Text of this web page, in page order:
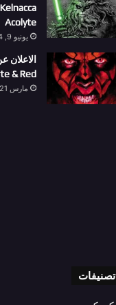
Acolyte
يونيو 9, 2024
& Red
مارس 21, 2024
تصنيفات